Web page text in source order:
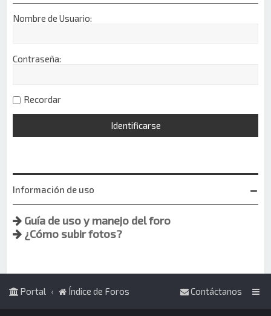
Nombre de Usuario:
Contraseña:
Recordar
Información de uso
Guía de uso y manejo del foro
¿Cómo subir fotos?
Portal Índice de Foros Contáctanos